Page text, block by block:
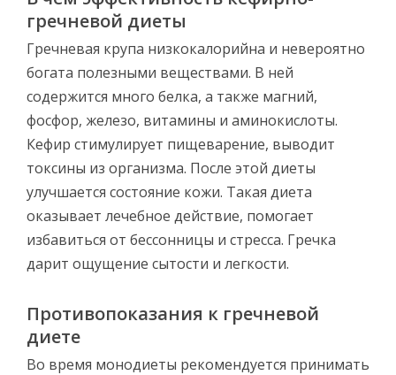
гречневой диеты
Гречневая крупа низкокалорийна и невероятно
богата полезными веществами. В ней
содержится много белка, а также магний,
фосфор, железо, витамины и аминокислоты.
Кефир стимулирует пищеварение, выводит
токсины из организма. После этой диеты
улучшается состояние кожи. Такая диета
оказывает лечебное действие, помогает
избавиться от бессонницы и стресса. Гречка
дарит ощущение сытости и легкости.
Противопоказания к гречневой
диете
Во время монодиеты рекомендуется принимать